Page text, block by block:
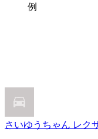
例
さいゆうちゃん レク